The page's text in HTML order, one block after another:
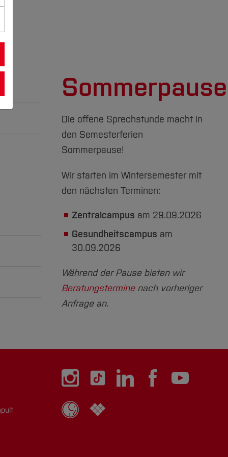
Die offene Sprechstunde macht in
den Semesterferien
Sommerpause!
Wir starten im Wintersemester mit
den nächsten Terminen:
Zentralcampus am 29.09.2026
Gesundheitscampus am
30.09.2026
Während der Pause bieten wir
Beratungsterminenach vorheriger
Anfrage an.